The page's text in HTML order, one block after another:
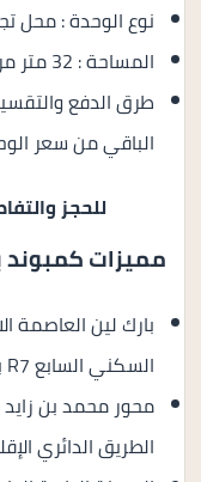
نوع الوحدة : محل
المساحة : 32 متر مربع.
الباقي من سعر الوحدة
للحجز
مميزات كمبوند
بارك لين العاصمة
السكني السابع R7 بالقطعة D2.
محور محمد بن
الطريق الدائري